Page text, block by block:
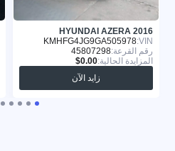
HYUNDAI AZERA 2016
VIN:
KMHFG4JG9GA505978
رقم القرعة:45807298
المزايدة الحالية:
زايد الآن